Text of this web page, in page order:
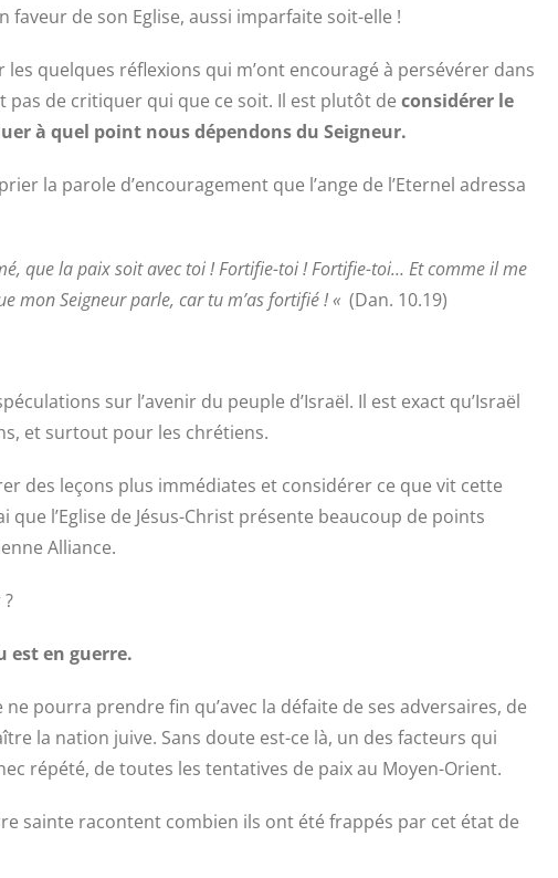
faveur de son Eglise, aussi imparfaite soit-elle !
quelques réflexions qui m’ont encouragé à persévérer dans
pas de critiquer qui que ce soit. Il est plutôt de considérer le
à quel point nous dépendons du Seigneur.
la parole d’encouragement que l’ange de l’Eternel adressa
que la paix soit avec toi ! Fortifie-toi ! Fortifie-toi… Et comme il me
mon Seigneur parle, car tu m’as fortifié ! « (Dan. 10.19)
sur l’avenir du peuple d’Israël. Il est exact qu’Israël
et surtout pour les chrétiens.
des leçons plus immédiates et considérer ce que vit cette
l’Eglise de Jésus-Christ présente beaucoup de points
Alliance.
est en guerre.
pourra prendre fin qu’avec la défaite de ses adversaires, de
la nation juive. Sans doute est-ce là, un des facteurs qui
répété, de toutes les tentatives de paix au Moyen-Orient.
sainte racontent combien ils ont été frappés par cet état de